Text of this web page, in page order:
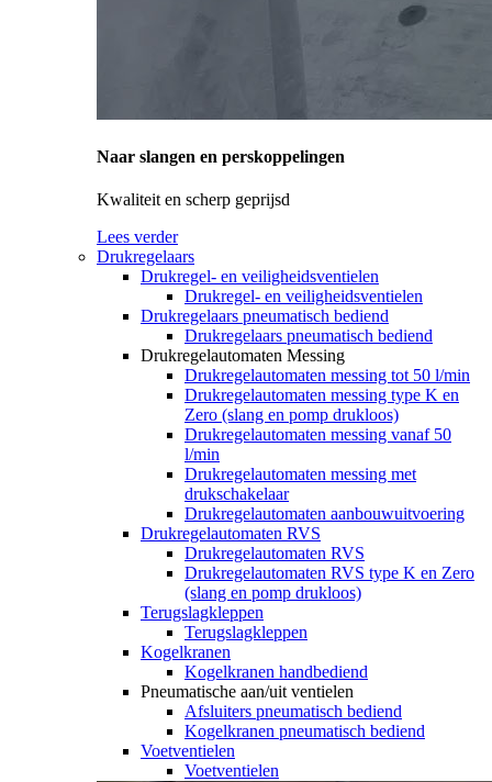
Naar slangen en perskoppelingen
Kwaliteit en scherp geprijsd
Lees verder
Drukregelaars
Drukregel- en veiligheidsventielen
Drukregel- en veiligheidsventielen
Drukregelaars pneumatisch bediend
Drukregelaars pneumatisch bediend
Drukregelautomaten Messing
Drukregelautomaten messing tot 50 l/min
Drukregelautomaten messing type K en
Zero (slang en pomp drukloos)
Drukregelautomaten messing vanaf 50
l/min
Drukregelautomaten messing met
drukschakelaar
Drukregelautomaten aanbouwuitvoering
Drukregelautomaten RVS
Drukregelautomaten RVS
Drukregelautomaten RVS type K en Zero
(slang en pomp drukloos)
Terugslagkleppen
Terugslagkleppen
Kogelkranen
Kogelkranen handbediend
Pneumatische aan/uit ventielen
Afsluiters pneumatisch bediend
Kogelkranen pneumatisch bediend
Voetventielen
Voetventielen